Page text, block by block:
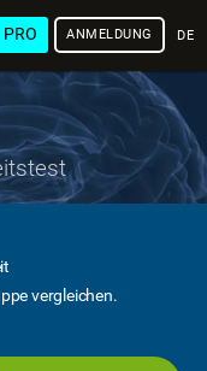
PRO ANMELDUNG
vergleichen.